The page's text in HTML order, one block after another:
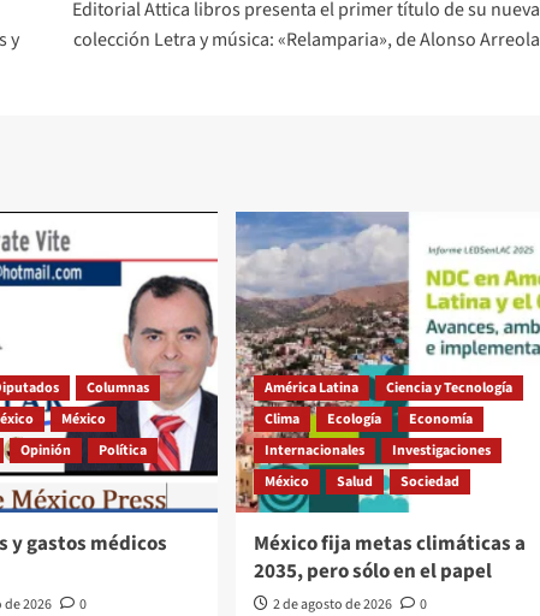
y
Editorial Attica libros presenta el primer título de su nueva
colección Letra y música: «Relamparia», de Alonso Arreola
Columnas
México
Opinión
Política
y gastos médicos
de 2026 0
América Latina
Ciencia y Tecnología
Clima
Ecología
Economía
Internacionales
Investigaciones
México
Salud Sociedad
México fija metas climáticas a
2035, pero sólo en el papel
2 de agosto de 2026 0